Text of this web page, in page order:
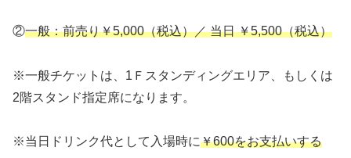
②一般：前売り￥5,000（税込）／ 当日 ￥5,500（税込）
※一般チケットは、1Ｆスタンディングエリア、もしくは
2階スタンド指定席になります。
※当日ドリンク代として入場時に￥600をお支払いする